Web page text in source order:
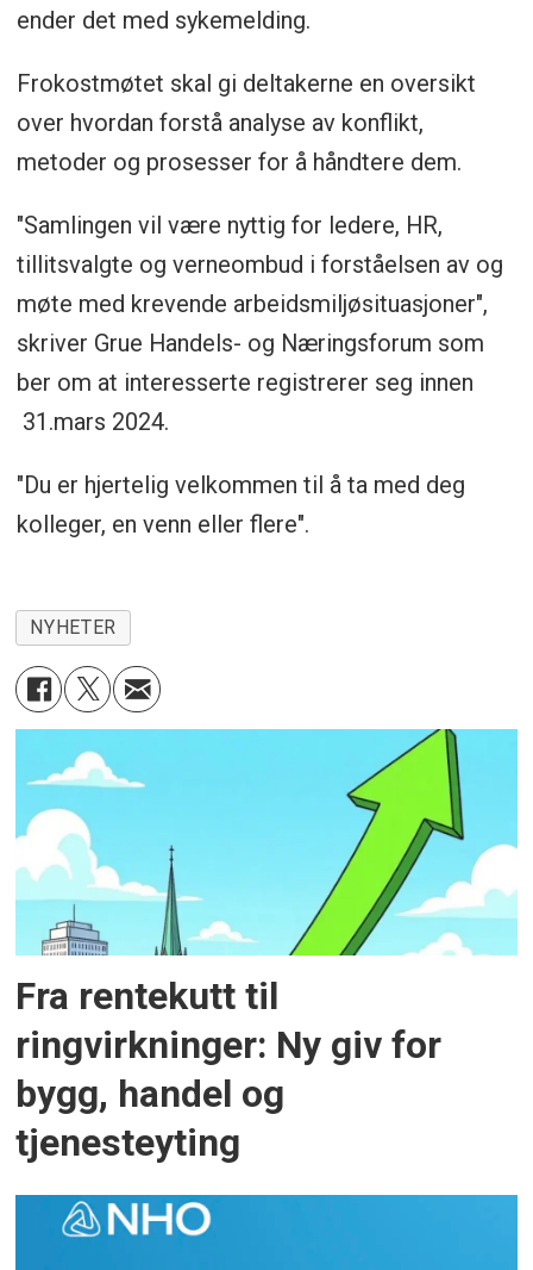
ender det med sykemelding.
Frokostmøtet skal gi deltakerne en oversikt
over hvordan forstå analyse av konflikt,
metoder og prosesser for å håndtere dem.
"Samlingen vil være nyttig for ledere, HR,
tillitsvalgte og verneombud i forståelsen av og
møte med krevende arbeidsmiljøsituasjoner",
skriver Grue Handels- og Næringsforum som
ber om at interesserte registrerer seg innen
31.mars 2024.
"Du er hjertelig velkommen til å ta med deg
kolleger, en venn eller flere".
NYHETER
Fra rentekutt til
ringvirkninger: Ny giv for
bygg, handel og
tjenesteyting